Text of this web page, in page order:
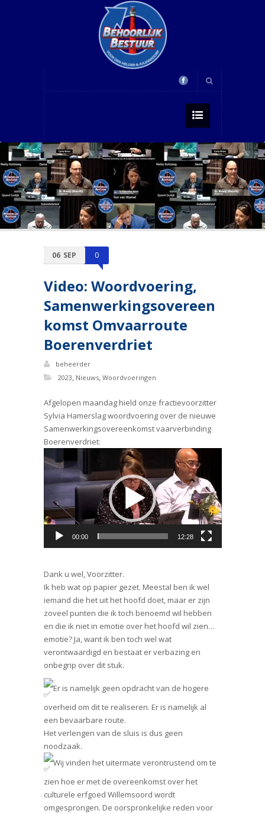
06 SEP 0
Video: Woordvoering,
Samenwerkingsovereen
komst Omvaarroute
Boerenverdriet
beheerder
2023, Nieuws, Woordvoeringen
Afgelopen maandag hield onze fractievoorzitter
Sylvia Hamerslag woordvoering over de nieuwe
Samenwerkingsovereenkomst vaarverbinding
Boerenverdriet:
Videospeler
00:00 12:28
Dank u wel, Voorzitter.
Ik heb wat op papier gezet. Meestal ben ik wel
iemand die het uit het hoofd doet, maar er zijn
zoveel punten die ik toch benoemd wil hebben
en die ik niet in emotie over het hoofd wil zien…
emotie? Ja, want ik ben toch wel wat
verontwaardigd en bestaat er verbazing en
onbegrip over dit stuk.
Er is namelijk geen opdracht van de hogere
overheid om dit te realiseren. Er is namelijk al
een bevaarbare route.
Het verlengen van de sluis is dus geen
noodzaak.
Wij vinden het uitermate verontrustend om te
zien hoe er met de overeenkomst over het
culturele erfgoed Willemsoord wordt
omgesprongen. De oorspronkelijke reden voor